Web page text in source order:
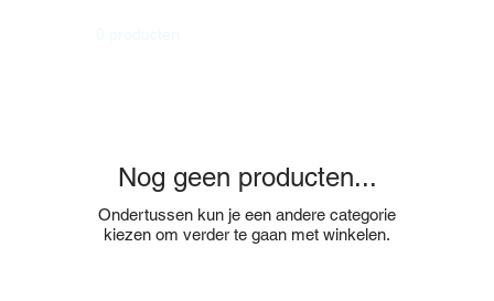
Nog geen producten...
Ondertussen kun je een andere categorie
kiezen om verder te gaan met winkelen.